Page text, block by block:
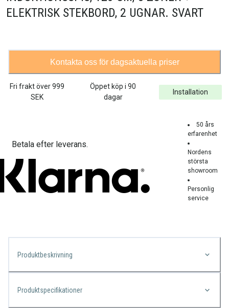
ELEKTRISK STEKBORD, 2 UGNAR. SVART
Kontakta oss för dagsaktuella priser
Fri frakt över999
SEK
Öppet köp i 90
dagar
Installation
Betala efter leverans.
50 års
erfarenhet
Nordens
största
showroom
Personlig
service
Produktbeskrivning
Produktspecifikationer